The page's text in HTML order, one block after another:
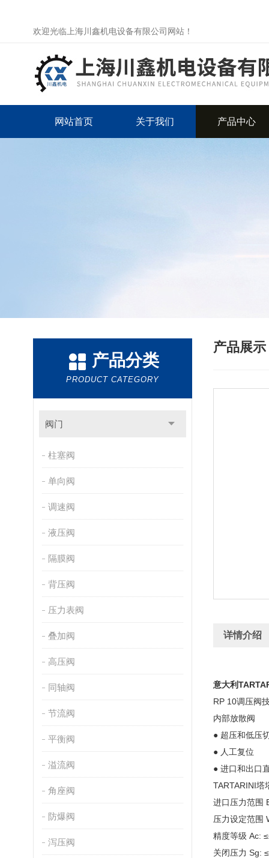
欢迎光临上海川鑫机电设备有限公司网站！
网站首页 关于我们 产品中心
产品分类
PRODUCT CATEGORY
阀门
柱塞阀
单向阀
调速阀
液压阀
隔膜阀
背压阀
压力表阀
叠加阀
高压阀
同轴阀
节流阀
平衡阀
溢流阀
角座阀
防爆阀
泻压阀
产品展示
详情介绍
意大利
RP 10调压阀
内部放散阀
● 超压和低压
● 人工复位
● 进口和出口
TARTARINI塔
进口压力范围
压力设定范围
精度等级 Ac:
关闭压力 Sg: